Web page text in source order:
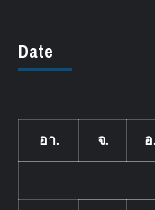
Date
อา. จ. อ.